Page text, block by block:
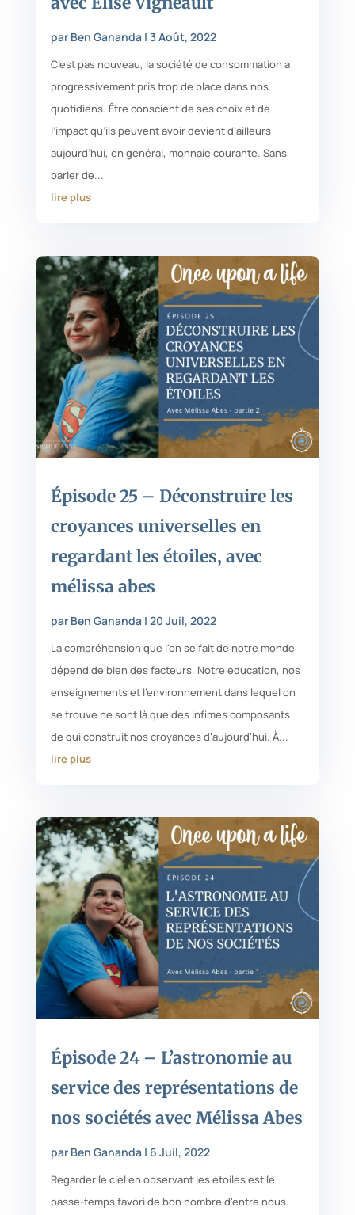
par Ben Gananda| 3 Août, 2022
C’est pas nouveau, la société de consommation a
progressivement pris trop de place dans nos
quotidiens. Être conscient de ses choix et de
l’impact qu’ils peuvent avoir devient d’ailleurs
aujourd’hui, en général, monnaie courante. Sans
parler de...
lire plus
Épisode 25 – Déconstruire les
croyances universelles en
regardant les étoiles, avec
mélissa abes
par Ben Gananda| 20 Juil, 2022
La compréhension que l'on se fait de notre monde
dépend de bien des facteurs. Notre éducation, nos
enseignements et l'environnement dans lequel on
se trouve ne sont là que des infimes composants
de qui construit nos croyances d'aujourd'hui. À...
lire plus
Épisode 24 – L’astronomie au
service des représentations de
nos sociétés avec Mélissa Abes
par Ben Gananda| 6 Juil, 2022
Regarder le ciel en observant les étoiles est le
passe-temps favori de bon nombre d'entre nous.